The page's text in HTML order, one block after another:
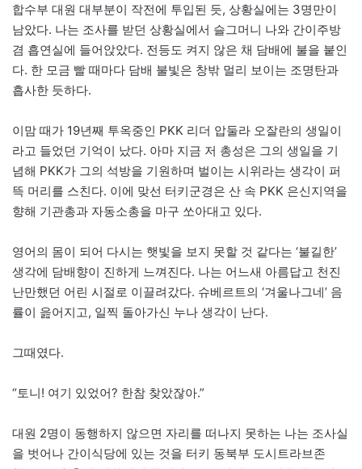
합수부 대원 대부분이 작전에 투입된 듯, 상황실에는 3명만이
남았다. 나는 조사를 받던 상황실에서 슬그머니 나와 간이주방
겸 흡연실에 들어앉았다. 전등도 켜지 않은 채 담배에 불을 붙인
다. 한 모금 빨 때마다 담배 불빛은 창밖 멀리 보이는 조명탄과
흡사한 듯하다.
이맘 때가 19년째 투옥중인 PKK 리더 압둘라 오잘란의 생일이
라고 들었던 기억이 났다. 아마 지금 저 총성은 그의 생일을 기
념해 PKK가 그의 석방을 기원하며 벌이는 시위라는 생각이 퍼
뜩 머리를 스친다. 이에 맞선 터키군경은 산 속 PKK 은신지역을
향해 기관총과 자동소총을 마구 쏘아대고 있다.
영어의 몸이 되어 다시는 햇빛을 보지 못할 것 같다는 ‘불길한’
생각에 담배향이 진하게 느껴진다. 나는 어느새 아름답고 천진
난만했던 어린 시절로 이끌려갔다. 슈베르트의 ‘겨울나그네’ 음
률이 읊어지고, 일찍 돌아가신 누나 생각이 난다.
그때였다.
“토니! 여기 있었어? 한참 찾았잖아.”
대원 2명이 동행하지 않으면 자리를 떠나지 못하는 나는 조사실
을 벗어나 간이식당에 있는 것을 터키 동북부 도시트라브존